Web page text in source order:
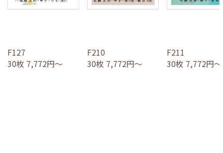
F127
30枚 7,772円～
F210
30枚 7,772円～
F211
30枚 7,772円～